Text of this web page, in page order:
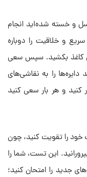
و خسته شده‌اید انجام
و خلاقیت را دوباره
شروع، ۳۰ دایره روی کاغذ بکشید. سپس سعی
را به نقاشی‌های
کنید و هر بار سعی کنید
را تقویت کنید، چون
این تست، شما را
جدید را امتحان کنید؛